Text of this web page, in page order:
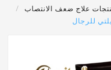
علاج ضعف الانتصاب
للرجال